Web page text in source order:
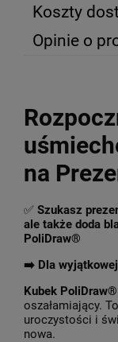
Koszty
Opinie o
na
✅ Szukasz
ale także doda
PoliDraw®
➡️ Dla
Kubek PoliDraw®
oszałamiający.
uroczystości i
nowa.